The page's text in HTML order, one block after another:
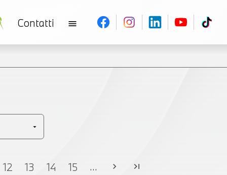
Contatti menu
12 13 14 15 ... chevron_right last_page